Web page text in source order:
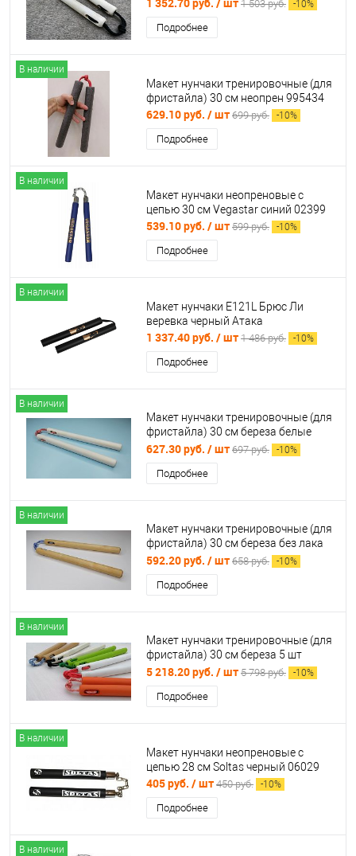
1 503 руб. -10%
Подробнее
В наличии
Макет нунчаки тренировочные (для
фристайла) 30 см неопрен 995434
629.10 руб. / шт 699 руб. -10%
Подробнее
В наличии
Макет нунчаки неопреновые с
цепью 30 см Vegastar синий 02399
539.10 руб. / шт 599 руб. -10%
Подробнее
В наличии
Макет нунчаки E121L Брюс Ли
веревка черный Атака
1 337.40 руб. / шт 1 486 руб. -10%
Подробнее
В наличии
Макет нунчаки тренировочные (для
фристайла) 30 см береза белые
997735
627.30 руб. / шт 697 руб. -10%
Подробнее
В наличии
Макет нунчаки тренировочные (для
фристайла) 30 см береза без лака
995494
592.20 руб. / шт 658 руб. -10%
Подробнее
В наличии
Макет нунчаки тренировочные (для
фристайла) 30 см береза 5 шт
996830
5 218.20 руб. / шт 5 798 руб. -10%
Подробнее
В наличии
Макет нунчаки неопреновые с
цепью 28 см Soltas черный 06029
405 руб. / шт 450 руб. -10%
Подробнее
В наличии